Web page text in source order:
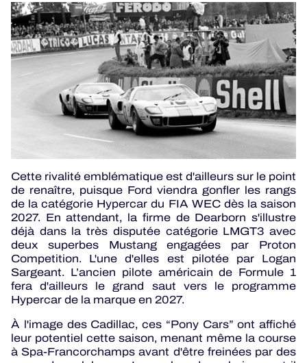
Cette rivalité emblématique est d'ailleurs sur le point
de renaître, puisque Ford viendra gonfler les rangs
de la catégorie Hypercar du FIA WEC dès la saison
2027. En attendant, la firme de Dearborn s'illustre
déjà dans la très disputée catégorie LMGT3 avec
deux superbes Mustang engagées par Proton
Competition. L'une d'elles est pilotée par Logan
Sargeant. L’ancien pilote américain de Formule 1
fera d'ailleurs le grand saut vers le programme
Hypercar de la marque en 2027.
À l'image des Cadillac, ces “Pony Cars” ont affiché
leur potentiel cette saison, menant même la course
à Spa-Francorchamps avant d'être freinées par des